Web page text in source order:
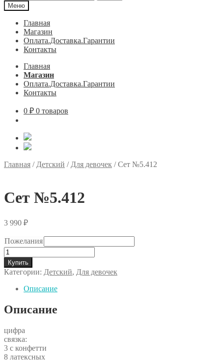
Меню
Главная
Магазин
Оплата.Доставка.Гарантии
Контакты
Главная
Магазин
Оплата.Доставка.Гарантии
Контакты
0 ₽ 0 товаров
Главная /Детский /Для девочек /Сет №5.412
Сет №5.412
3 990 ₽
Пожелания
Количество
товара
Сет
№5.412
Купить
Категории: Детский, Для девочек
Описание
Описание
цифра
связка:
3 с конфетти
8 латексных